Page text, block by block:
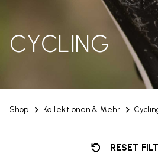
Shop Kollektionen & Mehr
CYCLING
RESET